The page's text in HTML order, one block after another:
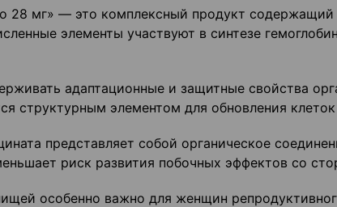
28 мг» — это комплексный продукт
элементы участвуют в синтезе
адаптационные и защитные свойства
структурным элементом для обновления
представляет собой органическое
риск развития побочных эффектов со
особенно важно для женщин